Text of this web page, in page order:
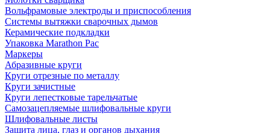
Вольфрамовые электроды и приспособления
Системы вытяжки сварочных дымов
Керамические подкладки
Упаковка Marathon Pac
Маркеры
Абразивные круги
Круги отрезные по металлу
Круги зачистные
Круги лепестковые тарельчатые
Самозацепляемые шлифовальные круги
Шлифовальные листы
Защита лица, глаз и органов дыхания